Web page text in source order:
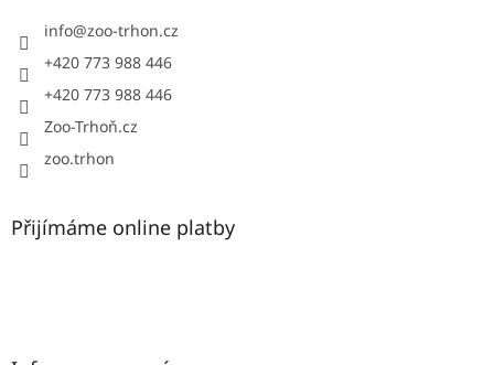
info@zoo-trhon.cz
+420 773 988 446
+420 773 988 446
Zoo-Trhoň.cz
zoo.trhon
Přijímáme online platby